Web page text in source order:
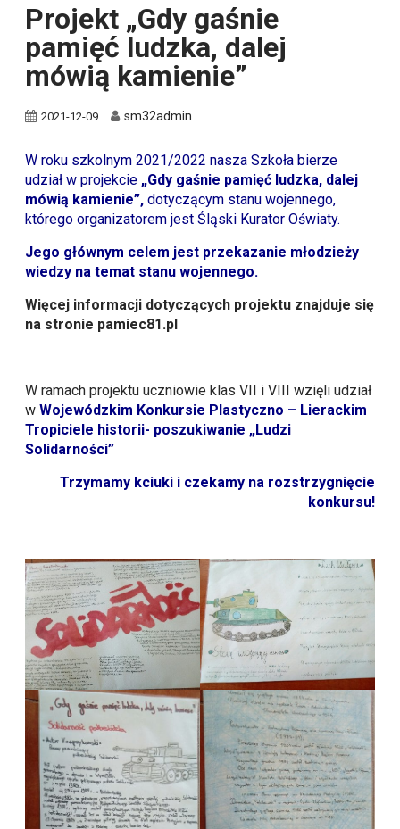
Projekt „Gdy gaśnie
pamięć ludzka, dalej
mówią kamienie”
2021-12-09 sm32admin
W roku szkolnym 2021/2022 nasza Szkoła bierze
udział w projekcie „Gdy gaśnie pamięć ludzka, dalej
mówią kamienie”,dotyczącym stanu wojennego,
którego organizatorem jest Śląski Kurator Oświaty.
Jego głównym celem jest przekazanie młodzieży
wiedzy na temat stanu wojennego.
Więcej informacji dotyczących projektu znajduje się
na stronie pamiec81.pl
W ramach projektu uczniowie klas VII i VIII wzięli udział
wWojewódzkim Konkursie Plastyczno – Lierackim
Tropiciele historii- poszukiwanie „Ludzi
Solidarności”
Trzymamy kciuki i czekamy na rozstrzygnięcie
konkursu!